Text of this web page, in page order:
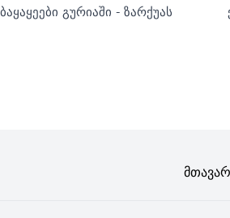
გურიაში - ზარქუას